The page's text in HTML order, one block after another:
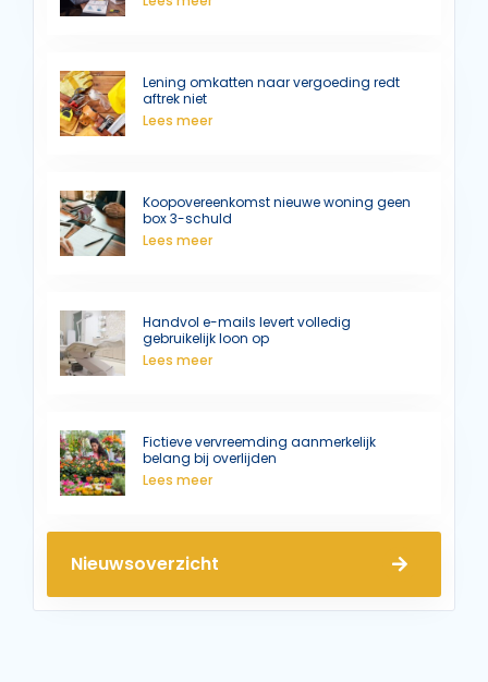
Lening omkatten naar vergoeding redt
aftrek niet
Lees meer
Koopovereenkomst nieuwe woning geen
box 3-schuld
Lees meer
Handvol e-mails levert volledig
gebruikelijk loon op
Lees meer
Fictieve vervreemding aanmerkelijk
belang bij overlijden
Lees meer
Nieuwsoverzicht